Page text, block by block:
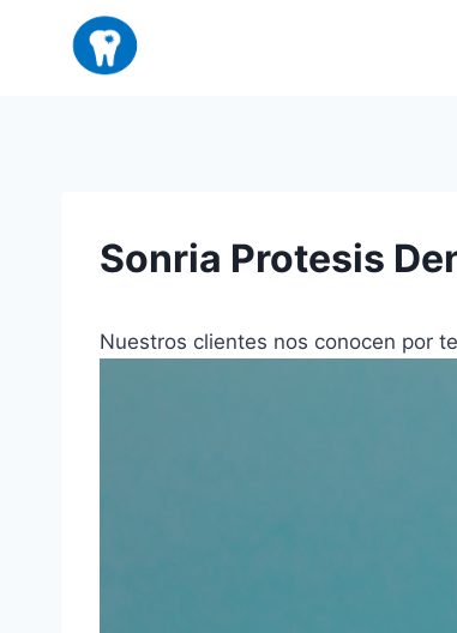
contenido
Sonria Protesis
Nuestros clientes nos conocen por